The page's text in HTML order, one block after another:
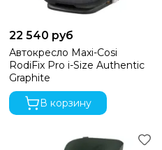
22 540 руб
Автокресло Maxi-Cosi
RodiFix Pro i-Size Authentic
Graphite
В корзину